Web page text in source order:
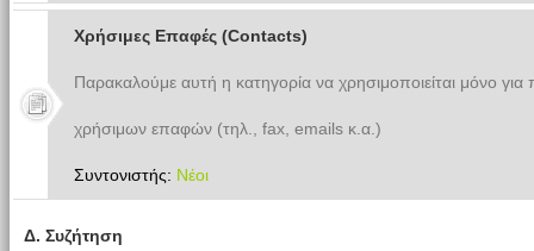
Χρήσιμες Επαφές (Contacts)
Παρακαλούμε αυτή η κατηγορία να χρησιμοποιείται μόνο
χρήσιμων επαφών (τηλ., fax, emails κ.α.)
Συντονιστής: Νέοι
Δ. Συζήτηση